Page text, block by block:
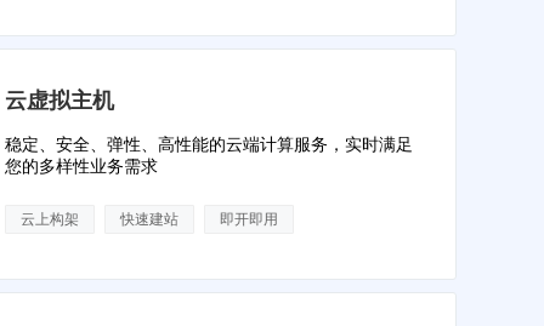
云虚拟主机
稳定、安全、弹性、高性能的云端计算服务，实时满足
您的多样性业务需求
云上构架 快速建站 即开即用